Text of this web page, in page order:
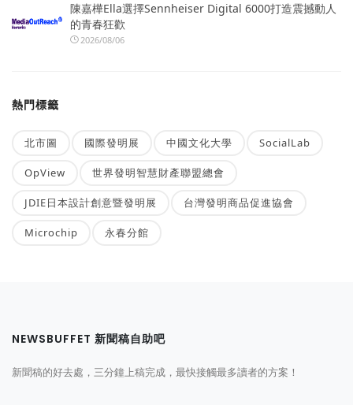
陳嘉樺Ella選擇Sennheiser Digital 6000打造震撼動人
的青春狂歡
2026/08/06
熱門標籤
北市圖 國際發明展 中國文化大學 SocialLab
OpView 世界發明智慧財產聯盟總會
JDIE日本設計創意暨發明展 台灣發明商品促進協會
Microchip 永春分館
NEWSBUFFET 新聞稿自助吧
新聞稿的好去處，三分鐘上稿完成，最快接觸最多讀者的方案！